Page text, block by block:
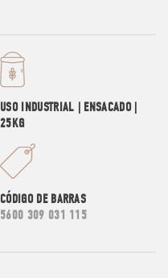
USO INDUSTRIAL | ENSACADO |
25KG
CÓDIGO DE BARRAS
5600 309 031 115